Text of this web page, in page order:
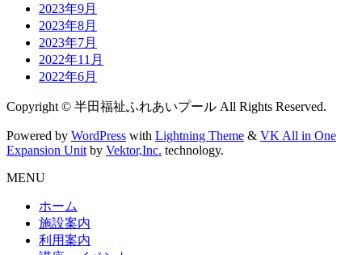
2023年9月
2023年8月
2023年7月
2022年11月
2022年6月
Copyright © 半田福祉ふれあいプール All Rights Reserved.
Powered by WordPress with Lightning Theme & VK All in One
Expansion Unit by Vektor,Inc. technology.
MENU
ホーム
施設案内
利用案内